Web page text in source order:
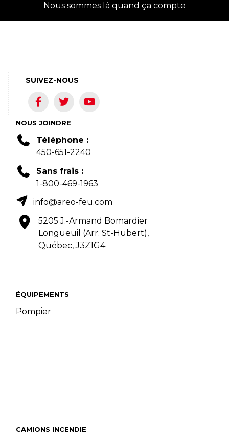
Nous sommes là quand ça compte
ÉQUIPEMENTS
Pompier
CAMIONS INCENDIE
NOUS JOINDRE
Téléphone :
450-651-2240
Sans frais :
1-800-469-1963
info@areo-feu.com
5205 J.-Armand Bomardier
Longueuil (Arr. St-Hubert),
Québec, J3Z1G4
SUIVEZ-NOUS